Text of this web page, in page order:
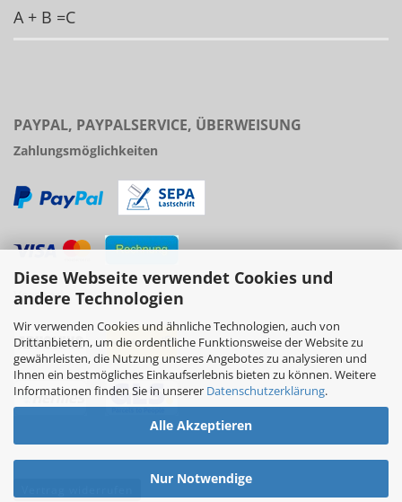
Diese Webseite verwendet Cookies und
andere Technologien
Wir verwenden Cookies und ähnliche Technologien, auch von
Drittanbietern, um die ordentliche Funktionsweise der Website zu
gewährleisten, die Nutzung unseres Angebotes zu analysieren und
Ihnen ein bestmögliches Einkaufserlebnis bieten zu können. Weitere
Informationen finden Sie in unserer Datenschutzerklärung.
Alle Akzeptieren
Nur Notwendige
A + B =C
PAYPAL, PAYPALSERVICE, ÜBERWEISUNG
Zahlungsmöglichkeiten
Versand